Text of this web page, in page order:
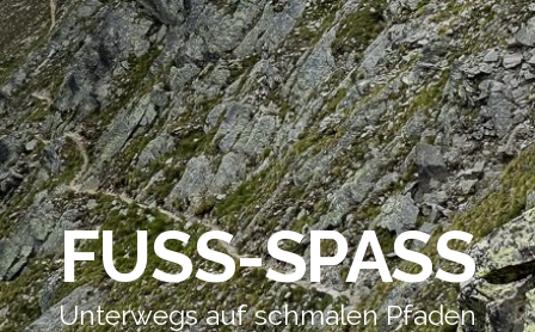
FUSS-SPASS
Unterwegs auf schmalen Pfaden